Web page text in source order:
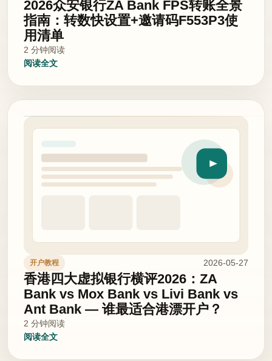
2026众安银行ZA Bank FPS转账全景
指南：转数快设置+邀请码F553P3使
用清单
2 分钟阅读
阅读全文
开户教程 2026-05-27
香港四大虚拟银行横评2026：ZA
Bank vs Mox Bank vs Livi Bank vs
Ant Bank — 谁最适合港漂开户？
2 分钟阅读
阅读全文